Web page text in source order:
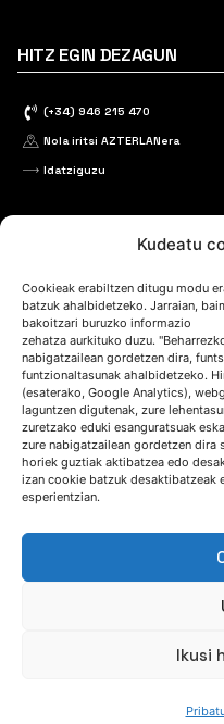
Kudeatu
Cookieak erabiltzen ditugu modu
batzuk ahalbidetzeko. Jarraian,
bakoitzari buruzko informazio
zehatza aurkituko duzu.
nabigatzailean gordetzen dira,
funtzionaltasunak ahalbidetzeko.
(esaterako, Google Analytics),
laguntzen digutenak, zure
zuretzako eduki esanguratsuak
zure nabigatzailean gordetzen dira
horiek guztiak aktibatzea edo
izan cookie batzuk desaktibatzeak
esperientzian.
Ikusi
HITZ EGIN DEZAGUN
(+34) 946 215 470
Nola iritsi AZTERLANera
Idatziguzu
JARRAI GAITZAZU
Jaso gure berriak